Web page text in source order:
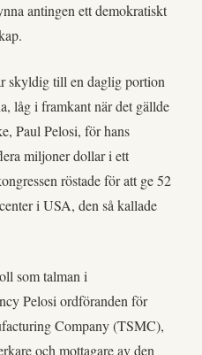
antingen ett demokratiskt
skyldig till en daglig portion
låg i framkant när det gällde
Paul Pelosi, för hans
miljoner dollar i ett
röstade för att ge 52
i USA, den så kallade
som talman i
Pelosi ordföranden för
Company (TSMC),
och mottagare av den